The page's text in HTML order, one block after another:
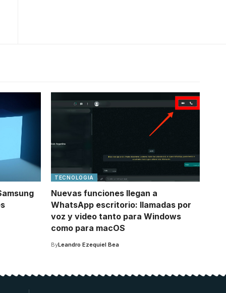
TECNOLOGIA
Nuevas funciones llegan a
WhatsApp escritorio: llamadas por
voz y video tanto para Windows
como para macOS
ByLeandro Ezequiel Bea